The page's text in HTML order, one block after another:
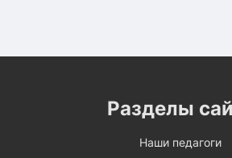
Разделы
Наши педагоги